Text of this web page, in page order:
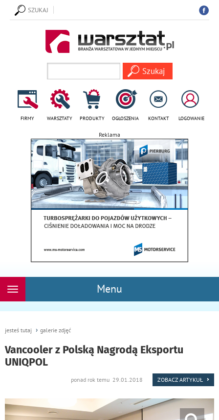
SZUKAJ
FIRMY WARSZTATY PRODUKTY OGŁOSZENIA KONTAKT LOGOWANIE
Reklama
Menu
Rozwiń
jesteś tutaj galerie zdjęć
Vancooler z Polską Nagrodą Eksportu
UNIQPOL
ponad rok temu 29.01.2018 ZOBACZ ARTYKUŁ